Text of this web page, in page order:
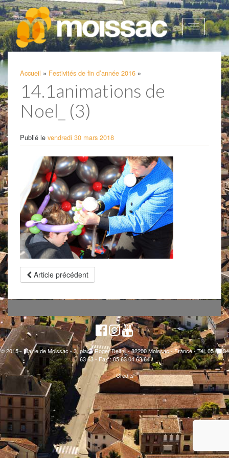
Afficher
la
Accueil » Festivités de fin d’année 2016 »
14.1animations de
Noel_ (3)
Publié le vendredi 30 mars 2018
Article précédent
© 2015 - Mairie de Moissac - 3, place Roger Delthil - 82200 Moissac - France - Tél. 05 63 04
63 63 - Fax : 05 63 04 63 64
Crédits